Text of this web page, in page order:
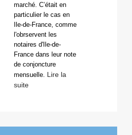
marché. C’était en
particulier le cas en
Ile-de-France, comme
l'obrservent les
notaires d'Ile-de-
France dans leur note
de conjoncture
mensuelle. Lire la
suite